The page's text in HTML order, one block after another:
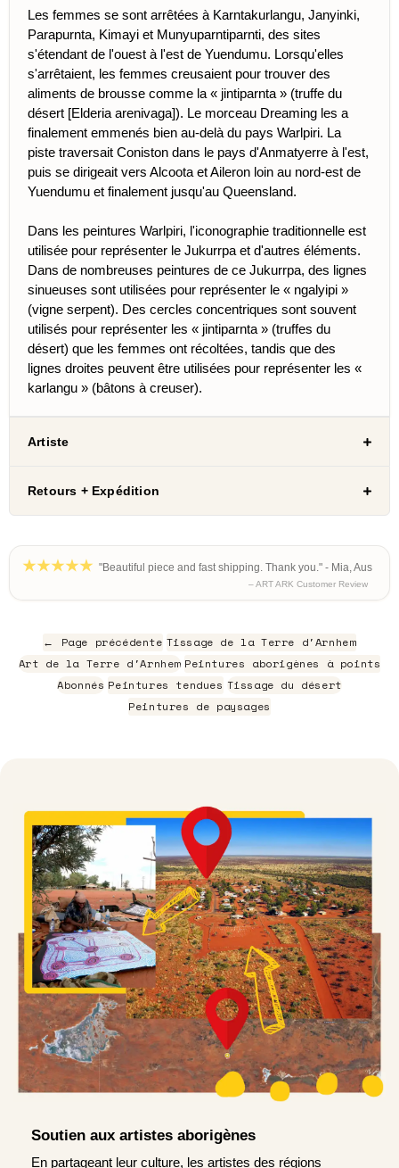
Les femmes se sont arrêtées à Karntakurlangu, Janyinki,
Parapurnta, Kimayi et Munyuparntiparnti, des sites
s'étendant de l'ouest à l'est de Yuendumu. Lorsqu'elles
s'arrêtaient, les femmes creusaient pour trouver des
aliments de brousse comme la « jintiparnta » (truffe du
désert [Elderia arenivaga]). Le morceau Dreaming les a
finalement emmenés bien au-delà du pays Warlpiri. La
piste traversait Coniston dans le pays d'Anmatyerre à l'est,
puis se dirigeait vers Alcoota et Aileron loin au nord-est de
Yuendumu et finalement jusqu'au Queensland.
Dans les peintures Warlpiri, l'iconographie traditionnelle est
utilisée pour représenter le Jukurrpa et d'autres éléments.
Dans de nombreuses peintures de ce Jukurrpa, des lignes
sinueuses sont utilisées pour représenter le « ngalyipi »
(vigne serpent). Des cercles concentriques sont souvent
utilisés pour représenter les « jintiparnta » (truffes du
désert) que les femmes ont récoltées, tandis que des
lignes droites peuvent être utilisées pour représenter les «
karlangu » (bâtons à creuser).
Artiste
Retours + Expédition
"Beautiful piece and fast shipping. Thank you." - Mia, Aus
– ART ARK Customer Review
← Page précédente Tissage de la Terre d'Arnhem
Art de la Terre d'Arnhem Peintures aborigènes à points
Abonnés Peintures tendues Tissage du désert
Peintures de paysages
Soutien aux artistes aborigènes
En partageant leur culture, les artistes des régions